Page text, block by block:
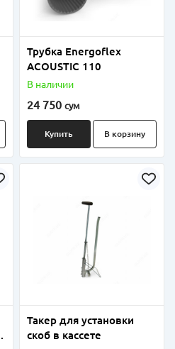
Трубка Energoflex
ACOUSTIC 110
В наличии
24 750 сум
Купить В корзину
Такер для установки
скоб в кассете